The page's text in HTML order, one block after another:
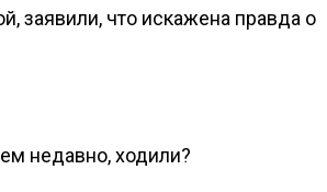
заявили, что искажена правда о
недавно, ходили?